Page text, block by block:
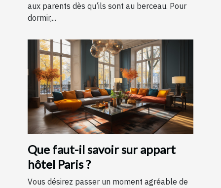
aux parents dès qu’ils sont au berceau. Pour
dormir,...
Que faut-il savoir sur appart
hôtel Paris ?
Vous désirez passer un moment agréable de